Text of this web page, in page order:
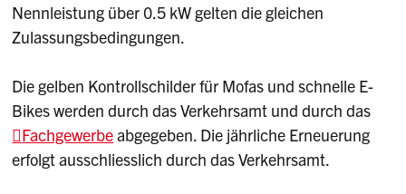
Personen, die bereits eine Autoprüfung
(Kategorie B
) gemacht haben, benötigen keine
der Autoprüfung bereits inbegriffen.
Mofa-Führerausweis vor dem 14. Altersjahr
Wir können einen Führerausweis für
Wer zwischen 14 und 16 Jahre alt ist, braucht
für ein langsames E-Bike zwingend den
hierfür zunächst ein
Lernfahrgesuchein und
erhalten danach eine Einladung für die
theoretische Prüfung. Eine praktische Prüfung
muss nicht gemacht werden.Personen ab 16
Nennleistung über 0.5 kW gelten die gleichen
Zulassungsbedingungen.
Die gelben Kontrollschilder für Mofas und schnelle E-
Bikes werden durch das Verkehrsamt und durch das
Fachgewerbeabgegeben. Die jährliche Erneuerung
erfolgt ausschliesslich durch das Verkehrsamt.